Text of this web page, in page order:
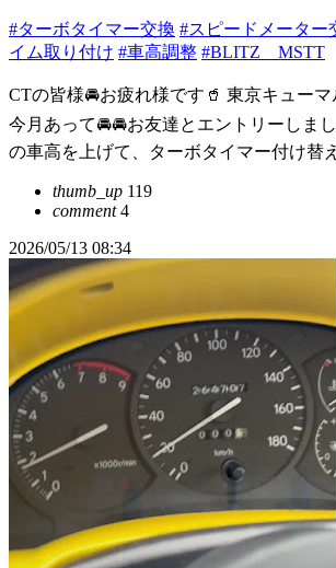
#ターボタイマー交換 #スピードメーター
イム取り付け #車高調整 #BLITZ MSTT
CTの皆様🚘お疲れ様です🥤 東京キュー
今月あって🚘🚘お友達とエントリーしま
の車高を上げて、ターボタイマー付け替
thumb_up 119
comment4
2026/05/13 08:34